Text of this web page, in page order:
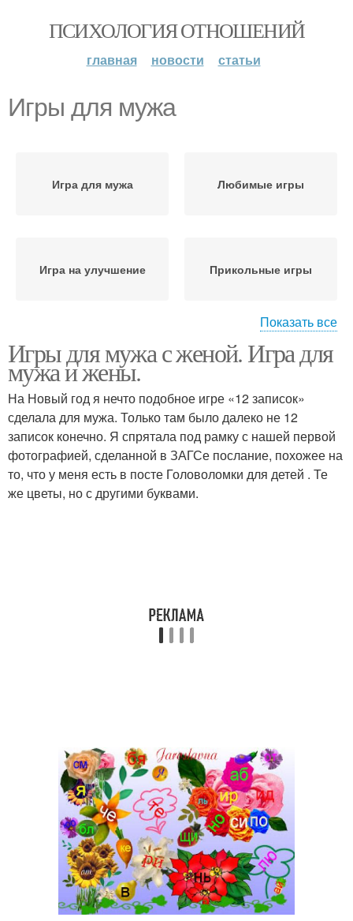
ПСИХОЛОГИЯ ОТНОШЕНИЙ
главная новости статьи
Игры для мужа
Игра для мужа Любимые игры
Игра на улучшение Прикольные игры
Психологические игры Романтические игры
Показать все
Игры для мужа с женой. Игра для
мужа и жены.
На Новый год я нечто подобное игре «12 записок»
сделала для мужа. Только там было далеко не 12
записок конечно. Я спрятала под рамку с нашей первой
фотографией, сделанной в ЗАГСе послание, похожее на
то, что у меня есть в посте Головоломки для детей . Те
же цветы, но с другими буквами.